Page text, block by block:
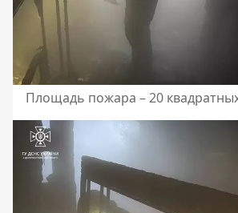
Площадь пожара – 20